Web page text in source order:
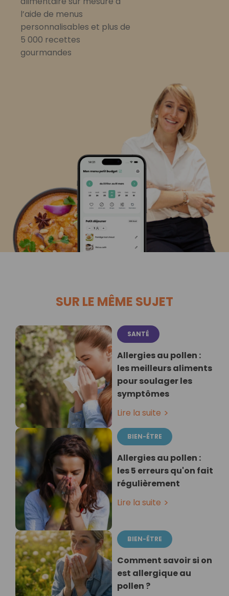
l’aide de menus
personnalisables et plus de
5 000 recettes
gourmandes
SUR LE MÊME SUJET
SANTÉ
Allergies au pollen :
les meilleurs aliments
pour soulager les
symptômes
Lire la suite
BIEN-ÊTRE
Allergies au pollen :
les 5 erreurs qu'on fait
régulièrement
Lire la suite
BIEN-ÊTRE
Comment savoir si on
est allergique au
pollen ?